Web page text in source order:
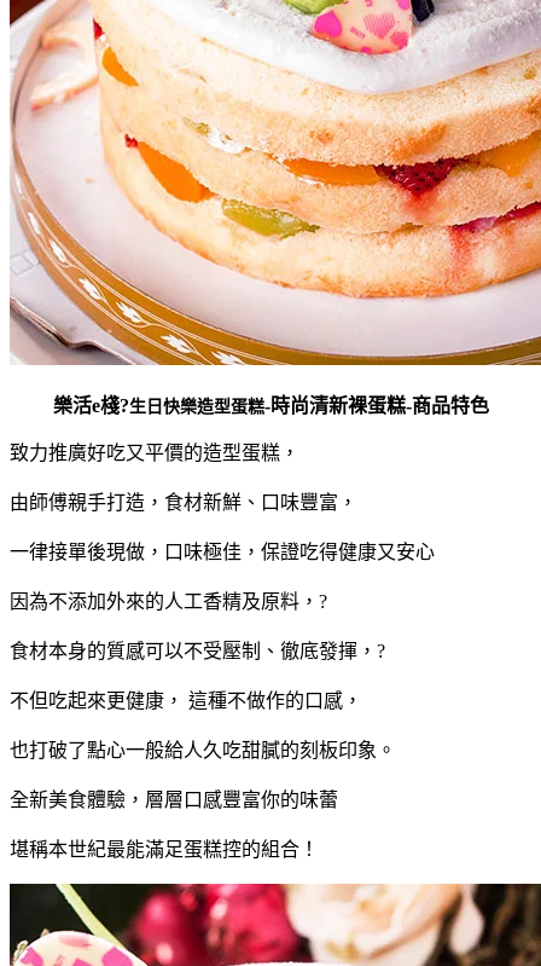
樂活e棧?生日快樂造型蛋糕-時尚清新裸蛋糕-商品特色
致力推廣好吃又平價的造型蛋糕，
由師傅親手打造，食材新鮮、口味豐富，
一律接單後現做，口味極佳 ，保證吃得健康又安心
因為不添加外來的人工香精及原料，?
食材本身的質感可以不受壓制、徹底發揮，?
不但吃起來更健康， 這種不做作的口感，
也打破了點心一般給人久吃甜膩的刻板印象。
全新美食體驗，層層口感豐富你的味蕾
堪稱本世紀最能滿足蛋糕控的組合！